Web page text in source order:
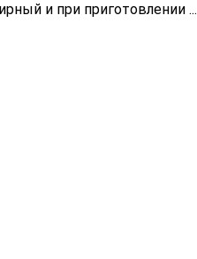
и при приготовлении ...